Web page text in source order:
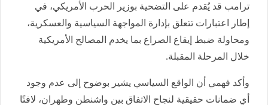
ترامب قد يُقدم على التضحية بوزير الحرب الأمريكي، في
إطار اعتبارات تتعلق بإدارة المواجهة السياسية والعسكرية،
ومحاولة ضبط إيقاع الصراع بما يخدم المصالح الأمريكية
خلال المرحلة المقبلة.
وأكد فهمي أن الواقع السياسي يشير بوضوح إلى عدم وجود
أي ضمانات حقيقية لنجاح الاتفاق بين واشنطن وطهران، لافتًا